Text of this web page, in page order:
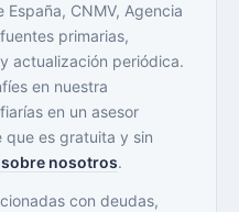
CNMV, Agencia
primarias,
actualización periódica.
en nuestra
en un asesor
que es gratuita y sin
nosotros.
con deudas,